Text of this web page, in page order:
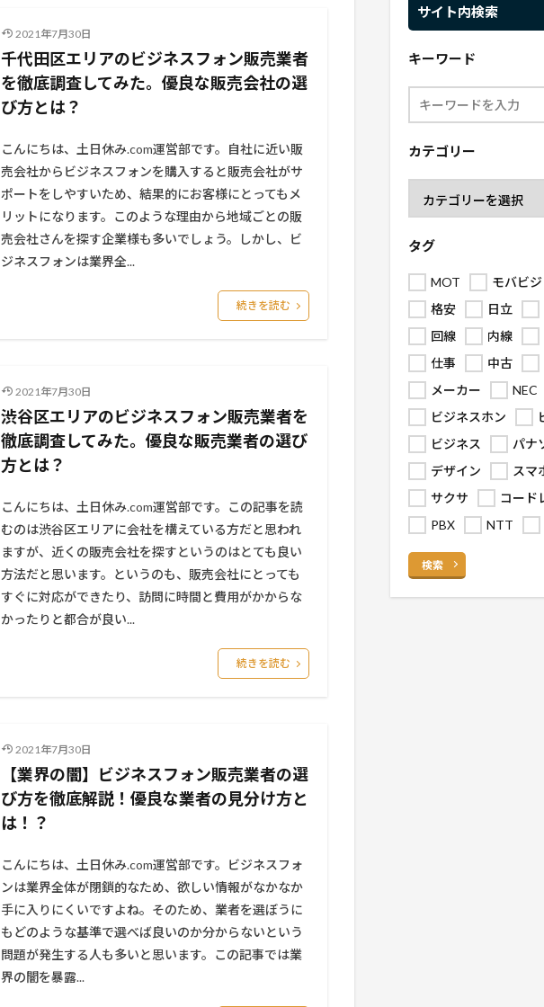
2021年7月30日
千代田区エリアのビジネスフォン販売業者
を徹底調査してみた。優良な販売会社の選
び方とは？
こんにちは、土日休み.com運営部です。自社に近い販
売会社からビジネスフォンを購入すると販売会社がサ
ポートをしやすいため、結果的にお客様にとってもメ
リットになります。このような理由から地域ごとの販
売会社さんを探す企業様も多いでしょう。しかし、ビ
ジネスフォンは業界全...
続きを読む
2021年7月30日
渋谷区エリアのビジネスフォン販売業者を
徹底調査してみた。優良な販売業者の選び
方とは？
こんにちは、土日休み.com運営部です。この記事を読
むのは渋谷区エリアに会社を構えている方だと思われ
ますが、近くの販売会社を探すというのはとても良い
方法だと思います。というのも、販売会社にとっても
すぐに対応ができたり、訪問に時間と費用がかからな
かったりと都合が良い...
続きを読む
2021年7月30日
【業界の闇】ビジネスフォン販売業者の選
び方を徹底解説！優良な業者の見分け方と
は！？
こんにちは、土日休み.com運営部です。ビジネスフォ
ンは業界全体が閉鎖的なため、欲しい情報がなかなか
手に入りにくいですよね。そのため、業者を選ぼうに
もどのような基準で選べば良いのか分からないという
問題が発生する人も多いと思います。この記事では業
界の闇を暴露...
サイト内検索
キーワード
カテゴリー
タグ
MOT モバビジ
格安
日立
回線
内線
仕事
中古
メーカー
NEC
ビジネスホン
ビジネス
パナ
デザイン
スマ
サクサ
コード
PBX
NTT
検索